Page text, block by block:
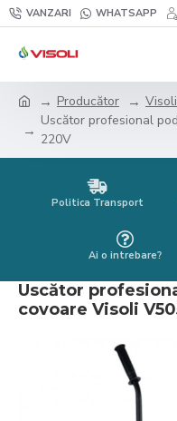
VANZARI WHATSAPP
Producător
Visoli
Uscător profesional
220V
Politica Transport
Ai o intrebare?
Uscător
covoare Visoli